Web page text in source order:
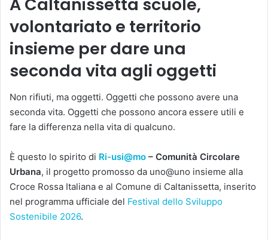
volontariato e territorio
insieme per dare una
seconda vita agli oggetti
Non rifiuti, ma oggetti. Oggetti che possono avere una
seconda vita. Oggetti che possono ancora essere utili e
fare la differenza nella vita di qualcuno.
È questo lo spirito di Ri-usi@mo – Comunità Circolare
Urbana, il progetto promosso da uno@uno insieme alla
Croce Rossa Italiana e al Comune di Caltanissetta, inserito
nel programma ufficiale del Festival dello Sviluppo
Sostenibile 2026.